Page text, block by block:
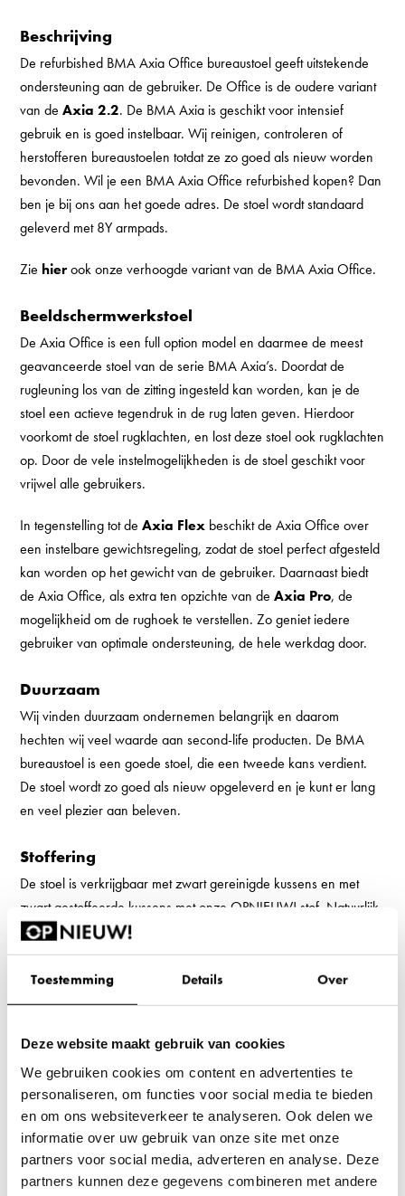
Toestemming Details Over
Deze website maakt gebruik van cookies
We gebruiken cookies om content en advertenties te
personaliseren, om functies voor social media te bieden
en om ons websiteverkeer te analyseren. Ook delen we
informatie over uw gebruik van onze site met onze
partners voor social media, adverteren en analyse. Deze
partners kunnen deze gegevens combineren met andere
Beschrijving
De refurbished BMA Axia Office bureaustoel geeft uitstekende
ondersteuning aan de gebruiker. De Office is de oudere variant
van deAxia 2.2. De BMA Axia is geschikt voor intensief
gebruik en is goed instelbaar. Wij reinigen, controleren of
herstofferen bureaustoelen totdat ze zo goed als nieuw worden
bevonden. Wil je een BMA Axia Office refurbished kopen? Dan
ben je bij ons aan het goede adres. De stoel wordt standaard
geleverd met 8Y armpads.
Zie hier ook onze verhoogde variant van de BMA Axia Office.
Beeldschermwerkstoel
De Axia Office is een full option model en daarmee de meest
geavanceerde stoel van de serie BMA Axia’s. Doordat de
rugleuning los van de zitting ingesteld kan worden, kan je de
stoel een actieve tegendruk in de rug laten geven. Hierdoor
voorkomt de stoel rugklachten, en lost deze stoel ook rugklachten
op. Door de vele instelmogelijkheden is de stoel geschikt voor
vrijwel alle gebruikers.
In tegenstelling tot deAxia Flex beschikt de Axia Office over
een instelbare gewichtsregeling, zodat de stoel perfect afgesteld
kan worden op het gewicht van de gebruiker. Daarnaast biedt
de Axia Office, als extra ten opzichte van deAxia Pro, de
mogelijkheid om de rughoek te verstellen. Zo geniet iedere
gebruiker van optimale ondersteuning, de hele werkdag door.
Duurzaam
Wij vinden duurzaam ondernemen belangrijk en daarom
hechten wij veel waarde aan second-life producten. De BMA
bureaustoel is een goede stoel, die een tweede kans verdient.
De stoel wordt zo goed als nieuw opgeleverd en je kunt er lang
en veel plezier aan beleven.
Stoffering
De stoel is verkrijgbaar met zwart gereinigde kussens en met
zwart gestoffeerde kussens met onze OPNIEUW! stof. Natuurlijk
is het ook mogelijk om de stoel te stofferen in een kleur naar
keuze. Voor een overzicht van alle kleuren en eigenschappen
kun je gebruik maken van onzestoffenkaart
kun je vrijblijvend met ons bellen via 088 240 00 72. Je kunt
tevens een offerte aanvragen of eencontactformulier invullen
met jouw wensen en vragen.
Productconditie